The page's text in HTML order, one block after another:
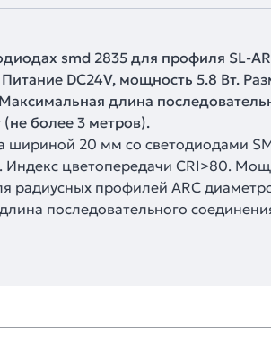
smd 2835 для профиля SL-
DC24V, мощность 5.8 Вт.
длина
более 3 метров).
20 мм со светодиодами
Индекс цветопередачи CRI>80.
радиусных профилей ARC
последовательного